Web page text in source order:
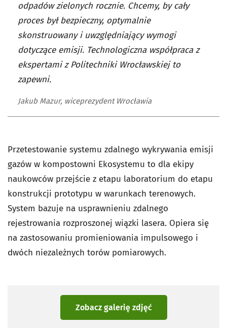
odpadów zielonych rocznie. Chcemy, by cały
proces był bezpieczny, optymalnie
skonstruowany i uwzględniający wymogi
dotyczące emisji. Technologiczna współpraca z
ekspertami z Politechniki Wrocławskiej to
zapewni.
Jakub Mazur, wiceprezydent Wrocławia
Przetestowanie systemu zdalnego wykrywania emisji
gazów w kompostowni Ekosystemu to dla ekipy
naukowców przejście z etapu laboratorium do etapu
konstrukcji prototypu w warunkach terenowych.
System bazuje na usprawnieniu zdalnego
rejestrowania rozproszonej wiązki lasera. Opiera się
na zastosowaniu promieniowania impulsowego i
dwóch niezależnych torów pomiarowych.
Zobacz galerię zdjęć